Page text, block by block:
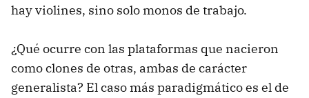
hay violines, sino solo monos de trabajo.
¿Qué ocurre con las plataformas que nacieron
como clones de otras, ambas de carácter
generalista? El caso más paradigmático es el de